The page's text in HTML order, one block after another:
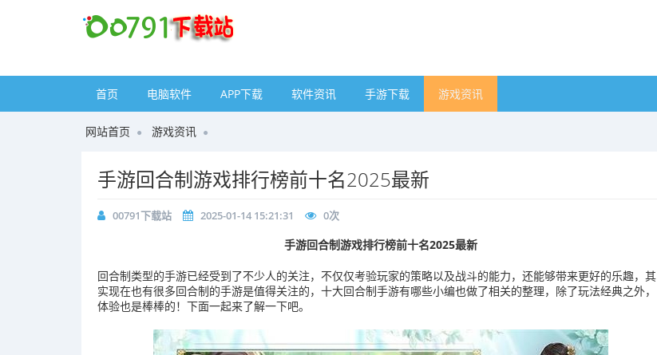
首页 电脑软件 APP下载 软件资讯 手游下载 游戏资讯
网站首页 游戏资讯
手游回合制游戏排行榜前十名2025最新
00791下载站 2025-01-14 15:21:31 0次
手游回合制游戏排行榜前十名2025最新
回合制类型的手游已经受到了不少人的关注，不仅仅考验玩家的策略以及战斗的能力，还能够带来更好的乐趣，其
实现在也有很多回合制的手游是值得关注的，十大回合制手游有哪些小编也做了相关的整理，除了玩法经典之外，
体验也是棒棒的！下面一起来了解一下吧。